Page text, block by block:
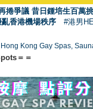
捲爭議 昔日鍾培生百萬
香港機場秩序 #港男
Hong Kong Gay Spas,
＝＝